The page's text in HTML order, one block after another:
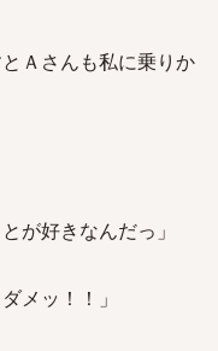
Ａさんも私に乗りか
が好きなんだっ」
メッ！！」